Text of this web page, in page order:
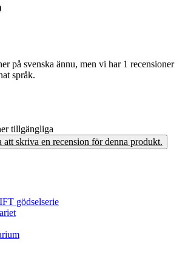
på svenska ännu, men vi har 1 recensioner
språk.
tillgängliga
att skriva en recension för denna produkt.
gödselserie